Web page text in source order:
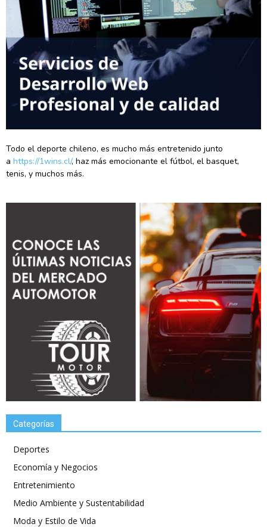
Todo el deporte chileno, es mucho más entretenido junto
a https://1wins.cl/, haz más emocionante el fútbol, el basquet,
tenis, y muchos más.
Categorías
Deportes
Economía y Negocios
Entretenimiento
Medio Ambiente y Sustentabilidad
Moda y Estilo de Vida